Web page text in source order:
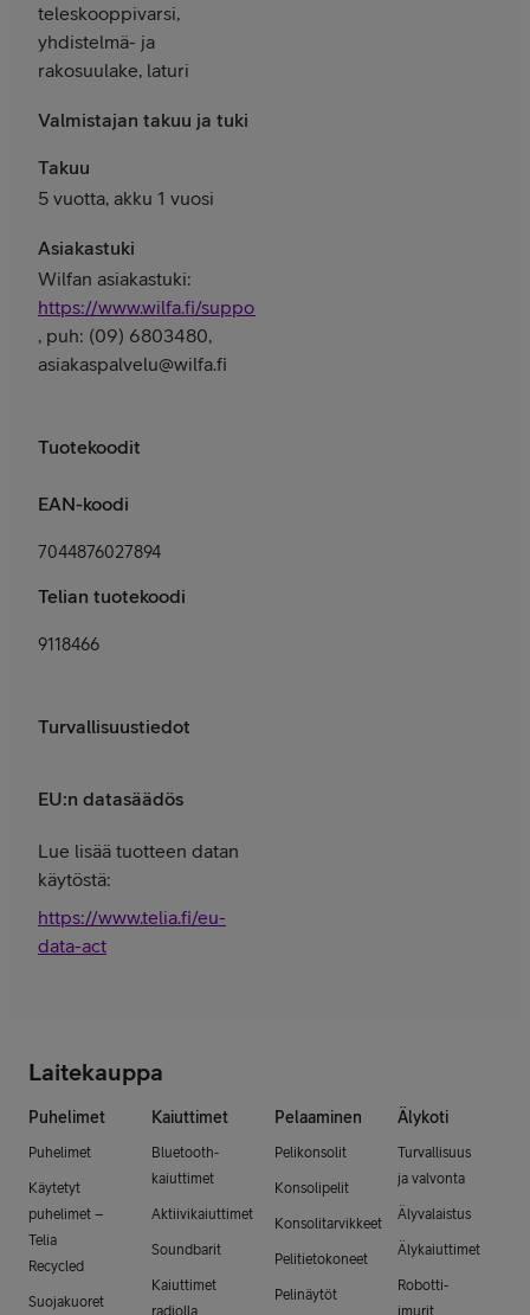
teleskooppivarsi,
yhdistelmä- ja
rakosuulake, laturi
Valmistajan takuu ja tuki
Takuu
5 vuotta, akku 1 vuosi
Asiakastuki
Wilfan asiakastuki:
https://www.wilfa.fi/support/
, puh: (09) 6803480,
asiakaspalvelu@wilfa.fi
Tuotekoodit
EAN-koodi
7044876027894
Telian tuotekoodi
9118466
Turvallisuustiedot
EU:n datasäädös
Lue lisää tuotteen datan
käytöstä:
https://www.telia.fi/eu-
data-act
Laitekauppa
Puhelimet
Puhelimet
Käytetyt
puhelimet –
Telia
Recycled
Suojakuoret
Kaiuttimet
Bluetooth-
kaiuttimet
Aktiivikaiuttimet
Soundbarit
Kaiuttimet
radiolla
Pelaaminen
Pelikonsolit
Konsolipelit
Konsolitarvikkeet
Pelitietokoneet
Pelinäytöt
Älykoti
Turvallisuus
ja valvonta
Älyvalaistus
Älykaiuttimet
Robotti-
imurit